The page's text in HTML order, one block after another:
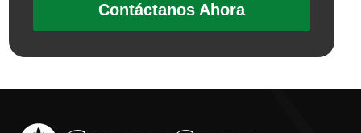
Contáctanos Ahora